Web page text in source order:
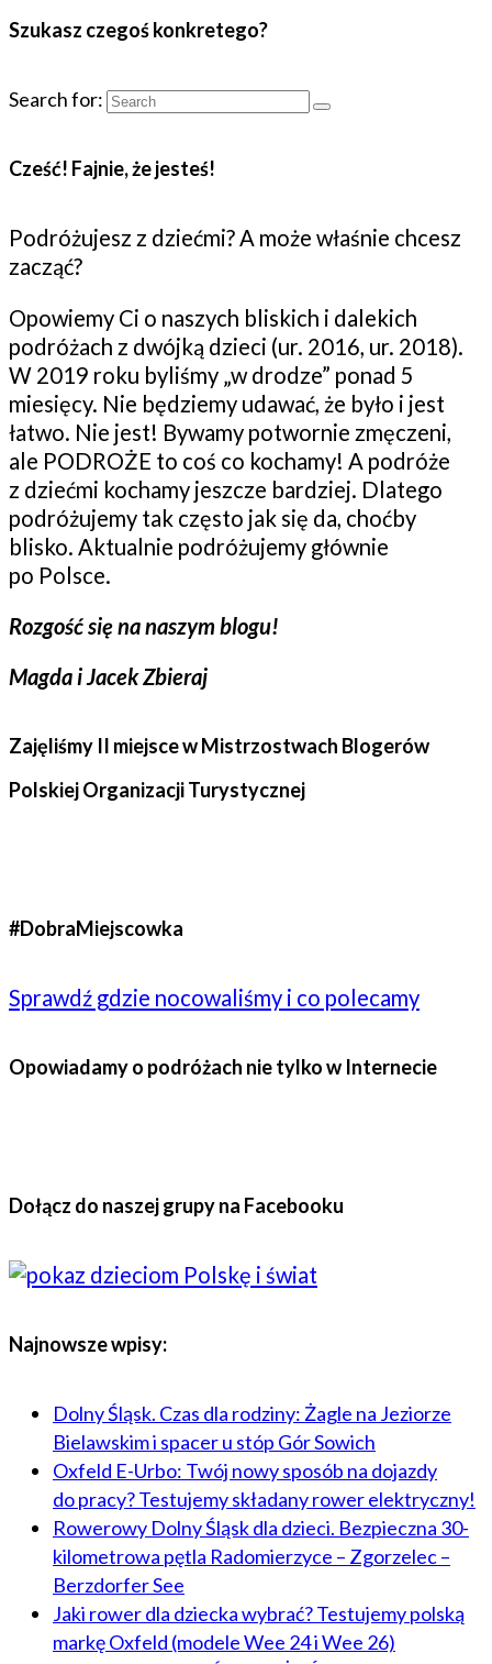
Szukasz czegoś konkretego?
Search for:
Cześć! Fajnie, że jesteś!
Podróżujesz z dziećmi? A może właśnie chcesz
zacząć?
Opowiemy Ci o naszych bliskich i dalekich
podróżach z dwójką dzieci (ur. 2016, ur. 2018).
W 2019 roku byliśmy „w drodze” ponad 5
miesięcy. Nie będziemy udawać, że było i jest
łatwo. Nie jest! Bywamy potwornie zmęczeni,
ale PODROŻE to coś co kochamy! A podróże
z dziećmi kochamy jeszcze bardziej. Dlatego
podróżujemy tak często jak się da, choćby
blisko. Aktualnie podróżujemy głównie
po Polsce.
Rozgość się na naszym blogu!
Magda i Jacek Zbieraj
Zajęliśmy II miejsce w Mistrzostwach Blogerów
Polskiej Organizacji Turystycznej
#DobraMiejscowka
Sprawdź gdzie nocowaliśmy i co polecamy
Opowiadamy o podróżach nie tylko w Internecie
Dołącz do naszej grupy na Facebooku
Najnowsze wpisy:
Dolny Śląsk. Czas dla rodziny: Żagle na Jeziorze
Bielawskim i spacer u stóp Gór Sowich
Oxfeld E-Urbo: Twój nowy sposób na dojazdy
do pracy? Testujemy składany rower elektryczny!
Rowerowy Dolny Śląsk dla dzieci. Bezpieczna 30-
kilometrowa pętla Radomierzyce – Zgorzelec –
Berzdorfer See
Jaki rower dla dziecka wybrać? Testujemy polską
markę Oxfeld (modele Wee 24 i Wee 26)